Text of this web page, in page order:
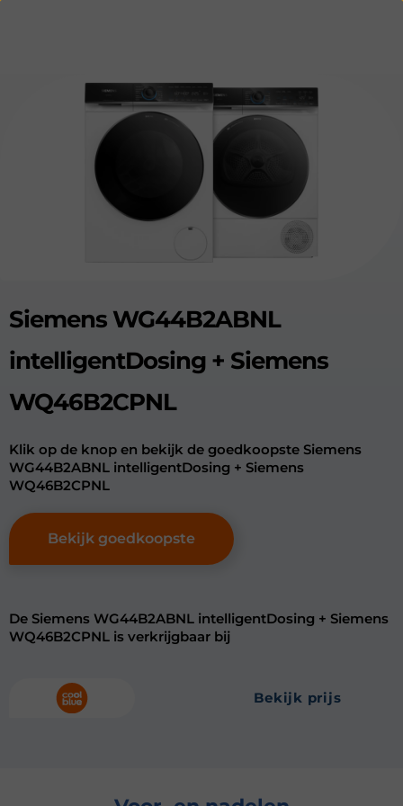
Siemens WG44B2ABNL
intelligentDosing + Siemens
WQ46B2CPNL
Klik op de knop en bekijk de goedkoopste Siemens
WG44B2ABNL intelligentDosing + Siemens
WQ46B2CPNL
Bekijk goedkoopste
De Siemens WG44B2ABNL intelligentDosing + Siemens
WQ46B2CPNL is verkrijgbaar bij
bekijk prijs